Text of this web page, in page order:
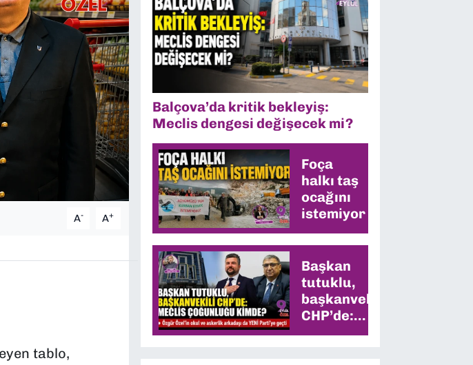
A- A+
tablo,
Balçova’da kritik bekleyiş:
Meclis dengesi değişecek mi?
Foça
halkı taş
ocağını
istemiyor
Başkan
tutuklu,
başkanvekili
CHP’de:
Meclis